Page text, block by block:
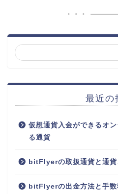
最近の
仮想通貨入金ができるオ
る通貨
bitFlyerの取扱通貨と通貨
bitFlyerの出金方法と手数